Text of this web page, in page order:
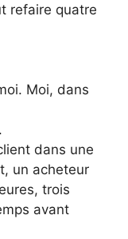
refaire quatre
Moi, dans
dans une
un acheteur
trois
avant